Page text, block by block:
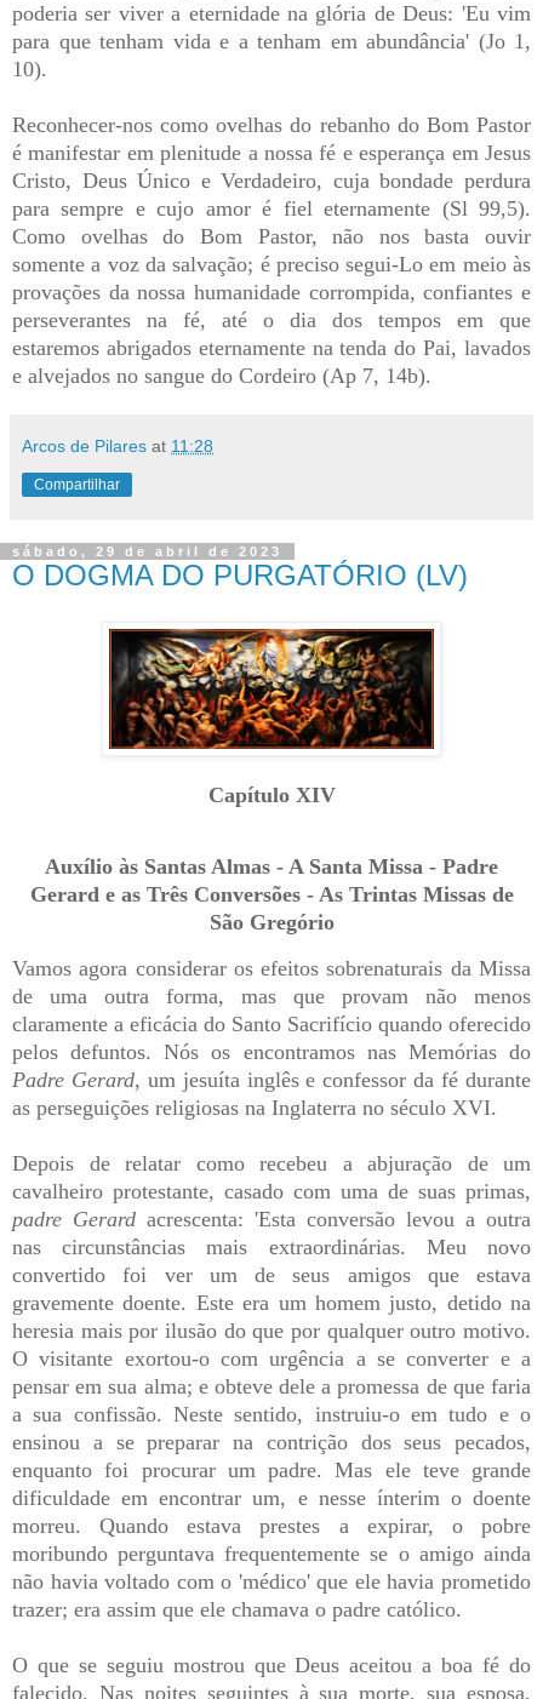
poderia ser viver a eternidade na glória de Deus: 'Eu vim
para que tenham vida e a tenham em abundância' (Jo 1,
10).
Reconhecer-nos como ovelhas do rebanho do Bom Pastor
é manifestar em plenitude a nossa fé e esperança em Jesus
Cristo, Deus Único e Verdadeiro, cuja bondade perdura
para sempre e cujo amor é fiel eternamente (Sl 99,5).
Como ovelhas do Bom Pastor, não nos basta ouvir
somente a voz da salvação; é preciso segui-Lo em meio às
provações da nossa humanidade corrompida, confiantes e
perseverantes na fé, até o dia dos tempos em que
estaremos abrigados eternamente na tenda do Pai, lavados
e alvejados no sangue do Cordeiro (Ap 7, 14b).
Arcos de Pilares at 11:28
Compartilhar
sábado, 29 de abril de 2023
O DOGMA DO PURGATÓRIO (LV)
Capítulo XIV
Auxílio às Santas Almas - A Santa Missa - Padre
Gerard e as Três Conversões - As Trintas Missas de
São Gregório
Vamos agora considerar os efeitos sobrenaturais da Missa
de uma outra forma, mas que provam não menos
claramente a eficácia do Santo Sacrifício quando oferecido
pelos defuntos. Nós os encontramos nas Memórias do
Padre Gerard, um jesuíta inglês e confessor da fé durante
as perseguições religiosas na Inglaterra no século XVI.
Depois de relatar como recebeu a abjuração de um
cavalheiro protestante, casado com uma de suas primas,
padre Gerard acrescenta: 'Esta conversão levou a outra
nas circunstâncias mais extraordinárias. Meu novo
convertido foi ver um de seus amigos que estava
gravemente doente. Este era um homem justo, detido na
heresia mais por ilusão do que por qualquer outro motivo.
O visitante exortou-o com urgência a se converter e a
pensar em sua alma; e obteve dele a promessa de que faria
a sua confissão. Neste sentido, instruiu-o em tudo e o
ensinou a se preparar na contrição dos seus pecados,
enquanto foi procurar um padre. Mas ele teve grande
dificuldade em encontrar um, e nesse ínterim o doente
morreu. Quando estava prestes a expirar, o pobre
moribundo perguntava frequentemente se o amigo ainda
não havia voltado com o 'médico' que ele havia prometido
trazer; era assim que ele chamava o padre católico.
O que se seguiu mostrou que Deus aceitou a boa fé do
falecido. Nas noites seguintes à sua morte, sua esposa,